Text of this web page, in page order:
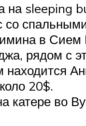
на sleeping
со
в Сием
рядом с
находится
20$.
катере во